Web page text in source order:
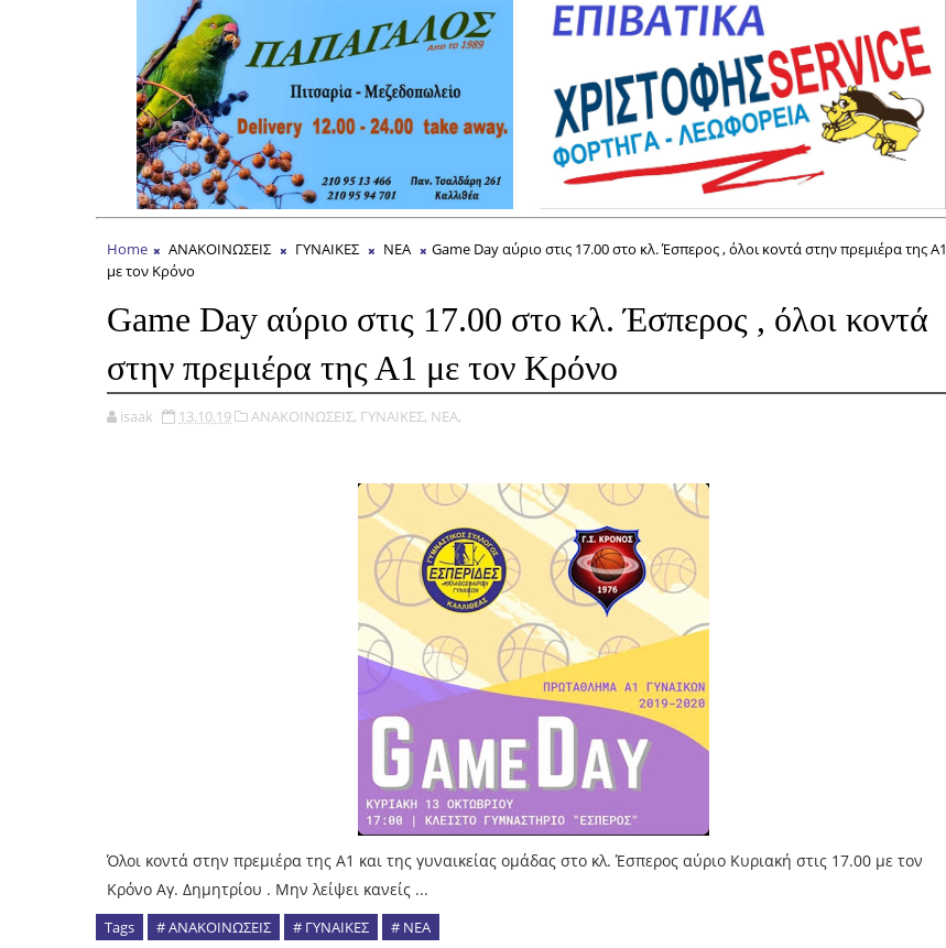
Home ΑΝΑΚΟΙΝΩΣΕΙΣ ΓΥΝΑΙΚΕΣ ΝΕΑ
Game Day αύριο στις 17.00 στο κλ. Έσπερος , όλοι κοντά στην πρεμιέρα της Α1
με τον Κρόνο
Game Day αύριο στις 17.00 στο κλ. Έσπερος , όλοι κοντά
στην πρεμιέρα της Α1 με τον Κρόνο
isaak 13.10.19 ΑΝΑΚΟΙΝΩΣΕΙΣ, ΓΥΝΑΙΚΕΣ, ΝΕΑ,
Όλοι κοντά στην πρεμιέρα της Α1 και της γυναικείας ομάδας στο κλ. Έσπερος αύριο Κυριακή στις 17.00 με τον
Κρόνο Αγ. Δημητρίου . Μην λείψει κανείς ...
Tags # ΑΝΑΚΟΙΝΩΣΕΙΣ # ΓΥΝΑΙΚΕΣ # ΝΕΑ